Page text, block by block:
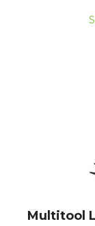
Multitool